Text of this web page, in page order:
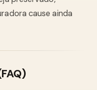
cause ainda